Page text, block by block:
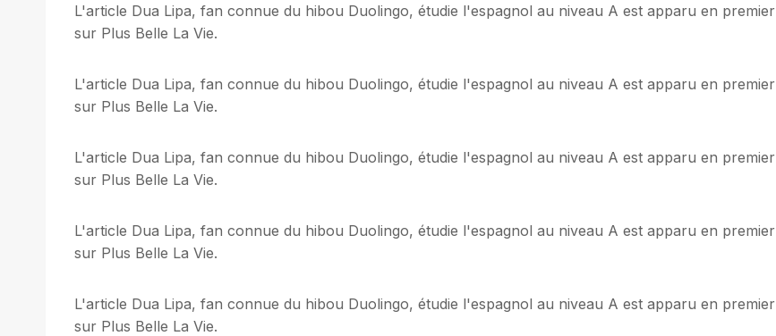
L'article Dua Lipa, fan connue du hibou Duolingo, étudie l'espagnol au niveau A est apparu en premier
sur Plus Belle La Vie.
L'article Dua Lipa, fan connue du hibou Duolingo, étudie l'espagnol au niveau A est apparu en premier
sur Plus Belle La Vie.
L'article Dua Lipa, fan connue du hibou Duolingo, étudie l'espagnol au niveau A est apparu en premier
sur Plus Belle La Vie.
L'article Dua Lipa, fan connue du hibou Duolingo, étudie l'espagnol au niveau A est apparu en premier
sur Plus Belle La Vie.
L'article Dua Lipa, fan connue du hibou Duolingo, étudie l'espagnol au niveau A est apparu en premier
sur Plus Belle La Vie.